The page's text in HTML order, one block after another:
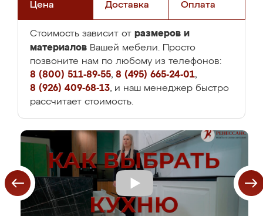
Цена Доставка Оплата
Стоимость зависит от размеров и
материалов Вашей мебели. Просто
позвоните нам по любому из телефонов:
8 (800) 511-89-55, 8 (495) 665-24-01,
8 (926) 409-68-13, и наш менеджер быстро
рассчитает стоимость.